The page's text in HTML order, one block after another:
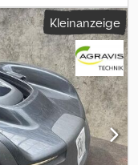
können Sie
EUR excl. MwSt.
Sie mit. Hier geht es
Start bidding on
Sonderregelung. Der
Kleinanzeige